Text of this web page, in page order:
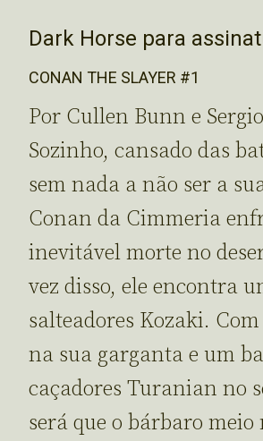
Dark Horse para
CONAN THE SLAYER #1
Por Cullen Bunn e
Sozinho, cansado das
sem nada a não ser a
Conan da Cimmeria
inevitável morte no
vez disso, ele encontra
salteadores Kozaki.
na sua garganta e um
caçadores Turanian no
será que o bárbaro